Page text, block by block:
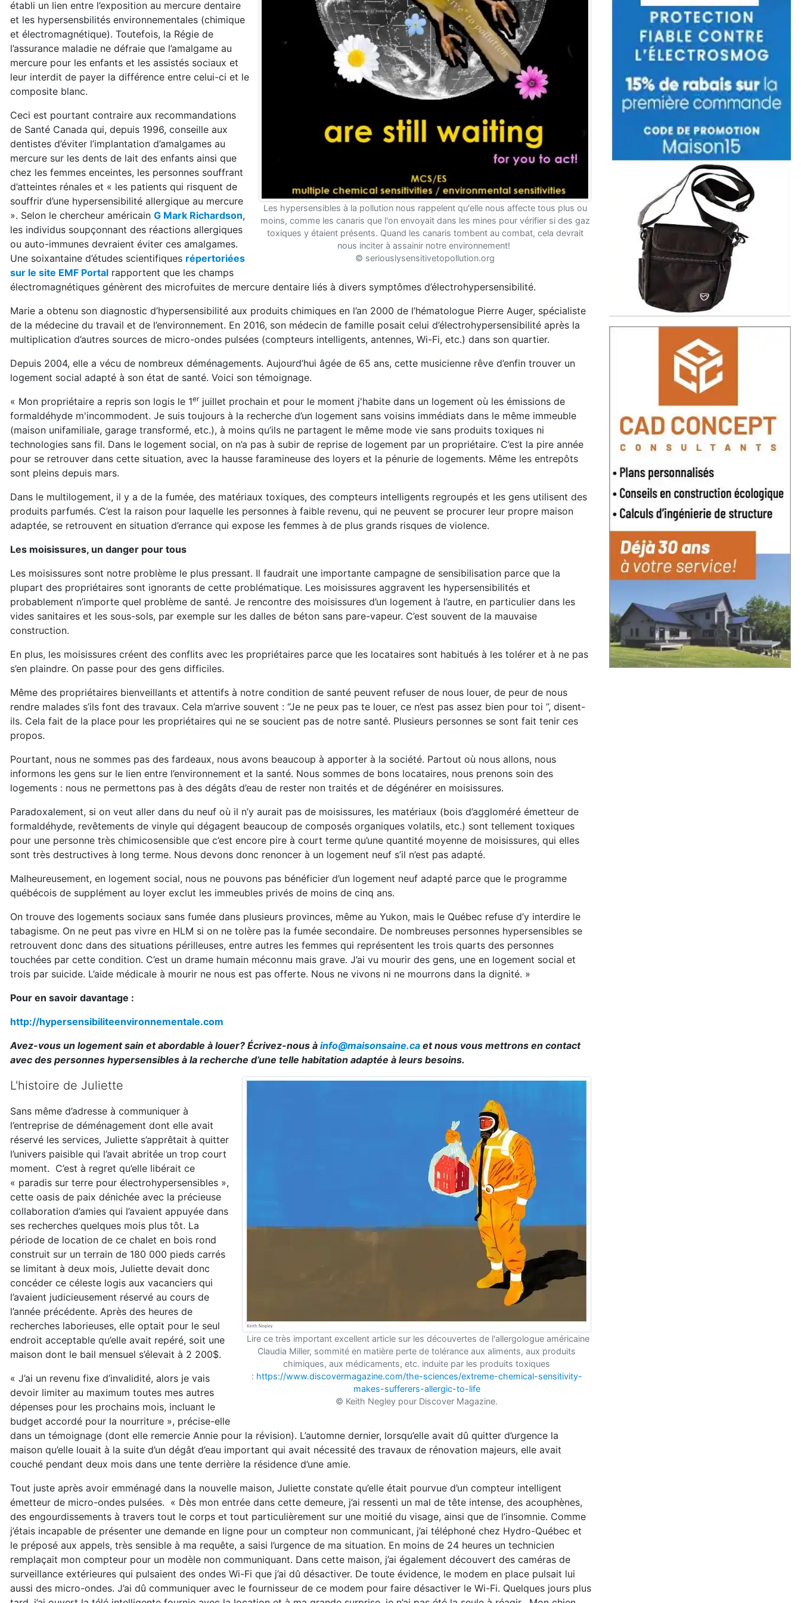
Les hypersensibles à la pollution nous rappelent qu'elle nous affecte tous plus ou
moins, comme les canaris que l'on envoyait dans les mines pour vérifier si des gaz
toxiques y étaient présents. Quand les canaris tombent au combat, cela devrait
nous inciter à assainir notre environnement!
© seriouslysensitivetopollution.org
établi un lien entre l’exposition au mercure dentaire
et les hypersensbilités environnementales (chimique
et électromagnétique). Toutefois, la Régie de
l’assurance maladie ne défraie que l’amalgame au
mercure pour les enfants et les assistés sociaux et
leur interdit de payer la différence entre celui-ci et le
composite blanc.
Ceci est pourtant contraire aux recommandations
de Santé Canada qui, depuis 1996, conseille aux
dentistes d’éviter l’implantation d’amalgames au
mercure sur les dents de lait des enfants ainsi que
chez les femmes enceintes, les personnes souffrant
d’atteintes rénales et « les patients qui risquent de
souffrir d’une hypersensibilité allergique au mercure
». Selon le chercheur américain G Mark Richardson,
les individus soupçonnant des réactions allergiques
ou auto-immunes devraient éviter ces amalgames.
Une soixantaine d’études scientifiques répertoriées
sur le site EMF Portal rapportent que les champs
électromagnétiques génèrent des microfuites de mercure dentaire liés à divers symptômes d’électrohypersensibilité.
Marie a obtenu son diagnostic d’hypersensibilité aux produits chimiques en l’an 2000 de l’hématologue Pierre Auger, spécialiste
de la médecine du travail et de l’environnement. En 2016, son médecin de famille posait celui d’électrohypersensibilité après la
multiplication d’autres sources de micro-ondes pulsées (compteurs intelligents, antennes, Wi-Fi, etc.) dans son quartier.
Depuis 2004, elle a vécu de nombreux déménagements. Aujourd’hui âgée de 65 ans, cette musicienne rêve d’enfin trouver un
logement social adapté à son état de santé. Voici son témoignage.
« Mon propriétaire a repris son logis le 1erjuillet prochain et pour le moment j'habite dans un logement où les émissions de
formaldéhyde m'incommodent. Je suis toujours à la recherche d’un logement sans voisins immédiats dans le même immeuble
(maison unifamiliale, garage transformé, etc.), à moins qu’ils ne partagent le même mode vie sans produits toxiques ni
technologies sans fil. Dans le logement social, on n’a pas à subir de reprise de logement par un propriétaire. C’est la pire année
pour se retrouver dans cette situation, avec la hausse faramineuse des loyers et la pénurie de logements. Même les entrepôts
sont pleins depuis mars.
Dans le multilogement, il y a de la fumée, des matériaux toxiques, des compteurs intelligents regroupés et les gens utilisent des
produits parfumés. C’est la raison pour laquelle les personnes à faible revenu, qui ne peuvent se procurer leur propre maison
adaptée, se retrouvent en situation d’errance qui expose les femmes à de plus grands risques de violence.
Les moisissures, un danger pour tous
Les moisissures sont notre problème le plus pressant. Il faudrait une importante campagne de sensibilisation parce que la
plupart des propriétaires sont ignorants de cette problématique. Les moisissures aggravent les hypersensibilités et
probablement n’importe quel problème de santé. Je rencontre des moisissures d’un logement à l’autre, en particulier dans les
vides sanitaires et les sous-sols, par exemple sur les dalles de béton sans pare-vapeur. C’est souvent de la mauvaise
construction.
En plus, les moisissures créent des conflits avec les propriétaires parce que les locataires sont habitués à les tolérer et à ne pas
s’en plaindre. On passe pour des gens difficiles.
Même des propriétaires bienveillants et attentifs à notre condition de santé peuvent refuser de nous louer, de peur de nous
rendre malades s’ils font des travaux. Cela m’arrive souvent : ‘’Je ne peux pas te louer, ce n’est pas assez bien pour toi ’’, disent-
ils. Cela fait de la place pour les propriétaires qui ne se soucient pas de notre santé. Plusieurs personnes se sont fait tenir ces
propos.
Pourtant, nous ne sommes pas des fardeaux, nous avons beaucoup à apporter à la société. Partout où nous allons, nous
informons les gens sur le lien entre l’environnement et la santé. Nous sommes de bons locataires, nous prenons soin des
logements : nous ne permettons pas à des dégâts d’eau de rester non traités et de dégénérer en moisissures.
Paradoxalement, si on veut aller dans du neuf où il n’y aurait pas de moisissures, les matériaux (bois d’aggloméré émetteur de
formaldéhyde, revêtements de vinyle qui dégagent beaucoup de composés organiques volatils, etc.) sont tellement toxiques
pour une personne très chimicosensible que c’est encore pire à court terme qu’une quantité moyenne de moisissures, qui elles
sont très destructives à long terme. Nous devons donc renoncer à un logement neuf s’il n’est pas adapté.
Malheureusement, en logement social, nous ne pouvons pas bénéficier d’un logement neuf adapté parce que le programme
québécois de supplément au loyer exclut les immeubles privés de moins de cinq ans.
On trouve des logements sociaux sans fumée dans plusieurs provinces, même au Yukon, mais le Québec refuse d’y interdire le
tabagisme. On ne peut pas vivre en HLM si on ne tolère pas la fumée secondaire. De nombreuses personnes hypersensibles se
retrouvent donc dans des situations périlleuses, entre autres les femmes qui représentent les trois quarts des personnes
touchées par cette condition. C’est un drame humain méconnu mais grave. J’ai vu mourir des gens, une en logement social et
trois par suicide. L’aide médicale à mourir ne nous est pas offerte. Nous ne vivons ni ne mourrons dans la dignité. »
Pour en savoir davantage :
http://hypersensibiliteenvironnementale.com
Avez-vous un logement sain et abordable à louer? Écrivez-nous à info@maisonsaine.ca et nous vous mettrons en contact
avec des personnes hypersensibles à la recherche d’une telle habitation adaptée à leurs besoins.
Lire ce très important excellent article sur les découvertes de l'allergologue américaine
Claudia Miller, sommité en matière perte de tolérance aux aliments, aux produits
chimiques, aux médicaments, etc. induite par les produits toxiques
: https://www.discovermagazine.com/the-sciences/extreme-chemical-sensitivity-
makes-sufferers-allergic-to-life
© Keith Negley pour Discover Magazine.
L'histoire de Juliette
Sans même d’adresse à communiquer à
l’entreprise de déménagement dont elle avait
réservé les services, Juliette s’apprêtait à quitter
l’univers paisible qui l’avait abritée un trop court
moment. C’est à regret qu’elle libérait ce
« paradis sur terre pour électrohypersensibles »,
cette oasis de paix dénichée avec la précieuse
collaboration d’amies qui l’avaient appuyée dans
ses recherches quelques mois plus tôt. La
période de location de ce chalet en bois rond
construit sur un terrain de 180 000 pieds carrés
se limitant à deux mois, Juliette devait donc
concéder ce céleste logis aux vacanciers qui
l’avaient judicieusement réservé au cours de
l’année précédente. Après des heures de
recherches laborieuses, elle optait pour le seul
endroit acceptable qu’elle avait repéré, soit une
maison dont le bail mensuel s’élevait à 2 200$.
« J’ai un revenu fixe d’invalidité, alors je vais
devoir limiter au maximum toutes mes autres
dépenses pour les prochains mois, incluant le
budget accordé pour la nourriture », précise-elle
dans un témoignage (dont elle remercie Annie pour la révision). L’automne dernier, lorsqu’elle avait dû quitter d’urgence la
maison qu’elle louait à la suite d’un dégât d’eau important qui avait nécessité des travaux de rénovation majeurs, elle avait
couché pendant deux mois dans une tente derrière la résidence d’une amie.
Tout juste après avoir emménagé dans la nouvelle maison, Juliette constate qu’elle était pourvue d’un compteur intelligent
émetteur de micro-ondes pulsées. « Dès mon entrée dans cette demeure, j’ai ressenti un mal de tête intense, des acouphènes,
des engourdissements à travers tout le corps et tout particulièrement sur une moitié du visage, ainsi que de l’insomnie. Comme
j’étais incapable de présenter une demande en ligne pour un compteur non communicant, j’ai téléphoné chez Hydro-Québec et
le préposé aux appels, très sensible à ma requête, a saisi l’urgence de ma situation. En moins de 24 heures un technicien
remplaçait mon compteur pour un modèle non communiquant. Dans cette maison, j’ai également découvert des caméras de
surveillance extérieures qui pulsaient des ondes Wi-Fi que j’ai dû désactiver. De toute évidence, le modem en place pulsait lui
aussi des micro-ondes. J’ai dû communiquer avec le fournisseur de ce modem pour faire désactiver le Wi-Fi. Quelques jours plus